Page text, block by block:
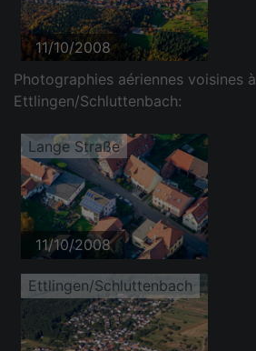
11/10/2008
Photographies aériennes voisines à
Ettlingen/Schluttenbach:
Lange Straße
11/10/2008
Ettlingen/Schluttenbach